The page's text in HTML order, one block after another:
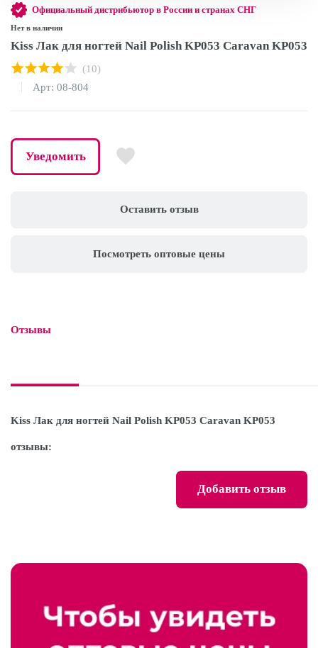
Оставить отзыв
Посмотреть оптовые цены
Официальный дистрибьютор в России и странах СНГ
Нет в наличии
Kiss Лак для ногтей Nail Polish KP053 Caravan KP053
(10)
Арт: 08-804
Уведомить
Отзывы
Kiss Лак для ногтей Nail Polish KP053 Caravan KP053
отзывы:
Добавить отзыв